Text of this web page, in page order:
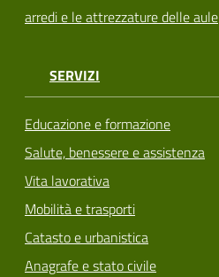
arredi e le attrezzature delle aule
SERVIZI
Educazione e formazione
Salute, benessere e assistenza
Vita lavorativa
Mobilità e trasporti
Catasto e urbanistica
Anagrafe e stato civile